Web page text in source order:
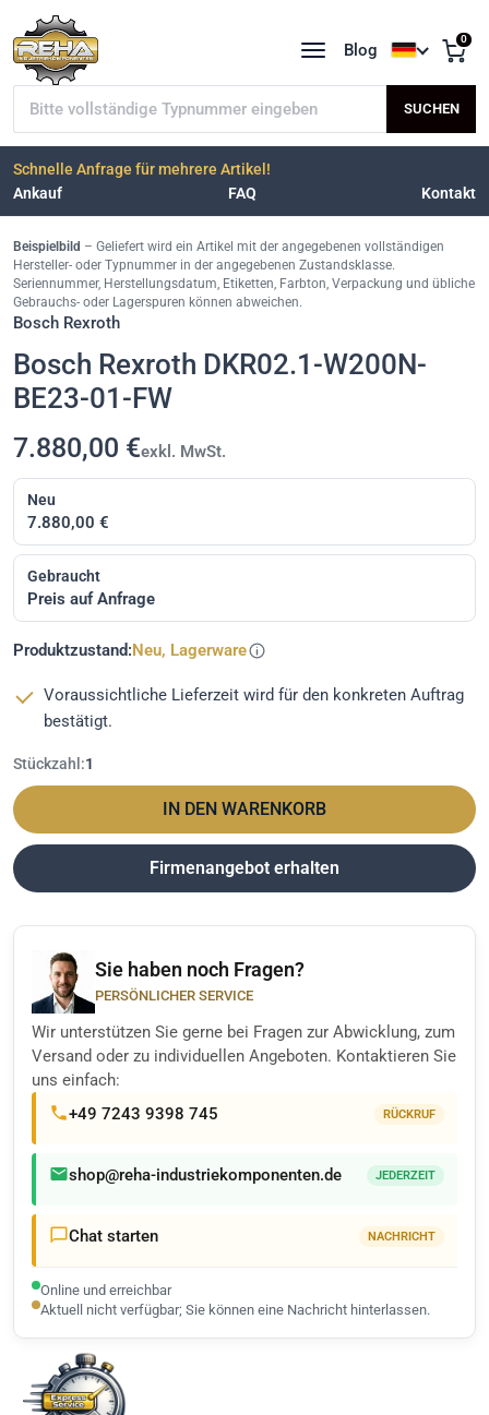
Typnummer suchen SUCHEN
Blog
Sprache
0
Schnelle Anfrage für mehrere Artikel!
Ankauf
FAQ Kontakt
Beispielbild – Geliefert wird ein Artikel mit der angegebenen vollständigen
Hersteller- oder Typnummer in der angegebenen Zustandsklasse.
Seriennummer, Herstellungsdatum, Etiketten, Farbton, Verpackung und übliche
Gebrauchs- oder Lagerspuren können abweichen.
Bosch Rexroth
Bosch Rexroth DKR02.1-W200N-
BE23-01-FW
7.880,00 €exkl. MwSt.
Neu
7.880,00 €
Gebraucht
Preis auf Anfrage
Produktzustand:Neu, Lagerware
Voraussichtliche Lieferzeit wird für den konkreten Auftrag
bestätigt.
Stückzahl:1
IN DEN WARENKORB
Firmenangebot erhalten
Sie haben noch Fragen?
PERSÖNLICHER SERVICE
Wir unterstützen Sie gerne bei Fragen zur Abwicklung, zum
Versand oder zu individuellen Angeboten. Kontaktieren Sie
uns einfach:
+49 7243 9398 745
RÜCKRUF
shop@reha-industriekomponenten.de JEDERZEIT
Chat starten NACHRICHT
Online und erreichbar
Aktuell nicht verfügbar; Sie können eine Nachricht hinterlassen.